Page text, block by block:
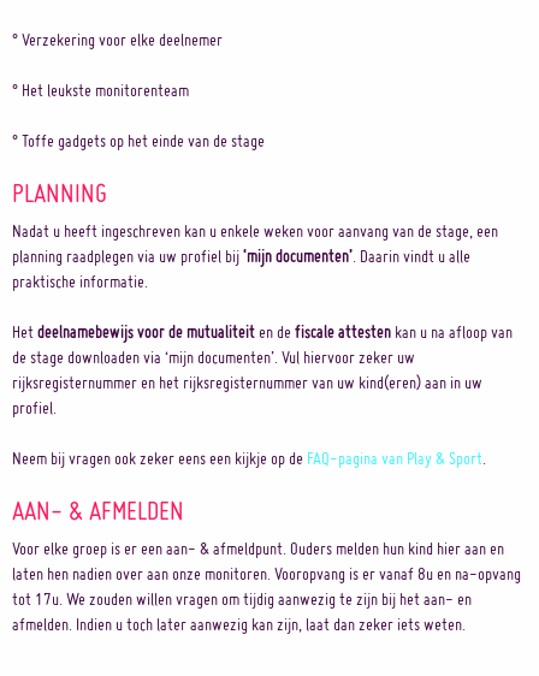
° Verzekering voor elke deelnemer
° Het leukste monitorenteam
° Toffe gadgets op het einde van de stage
PLANNING
Nadat u heeft ingeschreven kan u enkele weken voor aanvang van de stage, een
planning raadplegen via uw profiel bij‘mijn documenten’. Daarin vindt u alle
praktische informatie.
Hetdeelnamebewijs voor de mutualiteit en defiscale attesten kan u na afloop van
de stage downloaden via ‘mijn documenten’. Vul hiervoor zeker uw
rijksregisternummer en het rijksregisternummer van uw kind(eren) aan in uw
profiel.
Neem bij vragen ook zeker eens een kijkje op de FAQ-pagina van Play & Sport.
AAN- & AFMELDEN
Voor elke groep is er een aan- & afmeldpunt. Ouders melden hun kind hier aan en
laten hen nadien over aan onze monitoren. Vooropvang is er vanaf 8u en na-opvang
tot 17u. We zouden willen vragen om tijdig aanwezig te zijn bij het aan- en
afmelden. Indien u toch later aanwezig kan zijn, laat dan zeker iets weten.